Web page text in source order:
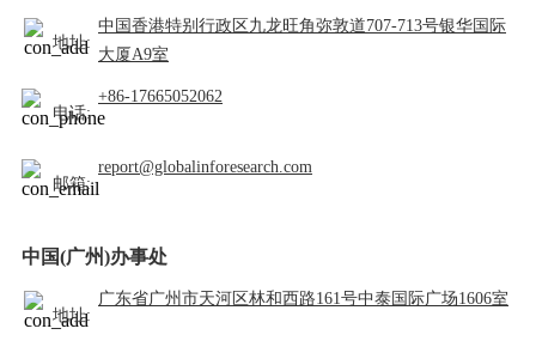
地址:
中国香港特别行政区九龙旺角弥敦道707-713号银华国际
大厦A9室
电话:
+86-17665052062
邮箱:
report@globalinforesearch.com
中国(广州)办事处
地址:
广东省广州市天河区林和西路161号中泰国际广场1606室